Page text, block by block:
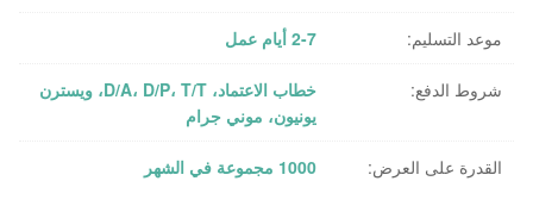
موعد التسليم: 2-7 أيام عمل
شروط الدفع:
خطاب الاعتماد، D/A، D/P، T/T، ويسترن
يونيون، موني جرام
القدرة على العرض: 1000 مجموعة في الشهر